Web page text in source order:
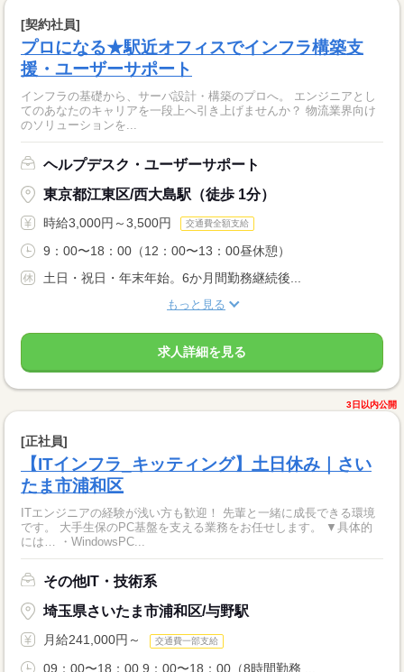
[契約社員]
プロになる★駅近オフィスでインフラ構築支
援・ユーザーサポート
インフラの基礎から、サーバ設計・構築のプロへ。 エンジニアとし
てのあなたのキャリアを一段上へ引き上げませんか？ 物流業界向け
のソリューションを...
ヘルプデスク・ユーザーサポート
東京都江東区/西大島駅（徒歩 1分）
時給3,000円～3,500円 交通費全額支給
9：00〜18：00（12：00〜13：00昼休憩）
土日・祝日・年末年始。6か月間勤務継続後...
もっと見る
求人詳細を見る
3日以内公開
[正社員]
【ITインフラ_キッティング】土日休み｜さい
たま市浦和区
ITエンジニアの経験が浅い方も歓迎！ 先輩と一緒に成長できる環境
です。 大手生保のPC基盤を支える業務をお任せします。 ▼具体的
には… ・WindowsPC...
その他IT・技術系
埼玉県さいたま市浦和区/与野駅
月給241,000円～ 交通費一部支給
09：00〜18：00 9：00〜18：00（8時間勤務 ...